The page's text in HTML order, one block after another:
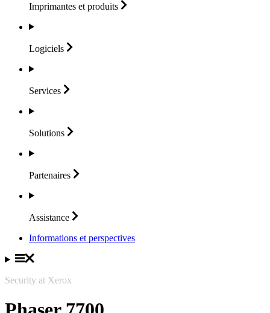
Imprimantes et produits
Logiciels
Services
Solutions
Partenaires
Assistance
Informations et perspectives
Security at Xerox